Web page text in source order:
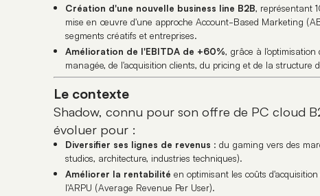
Création d'une nouvelle business line B2B, représentant
mise en œuvre d'une approche Account-Based Marketing
segments créatifs et entreprises.
Amélioration de l'EBITDA de +60%, grâce à l'optimisation
managée, de l'acquisition clients, du pricing et de la structure
Le contexte
Shadow, connu pour son offre de PC cloud
évoluer pour :
Diversifier ses lignes de revenus : du gaming vers des
studios, architecture, industries techniques).
Améliorer la rentabilité en optimisant les coûts
l'ARPU (Average Revenue Per User).